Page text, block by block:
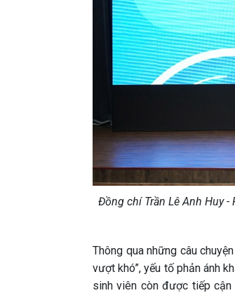
Đồng chí Trần Lê Anh Huy
Thông qua những câu
vượt khó”, yếu tố phản ánh
sinh viên còn được tiếp